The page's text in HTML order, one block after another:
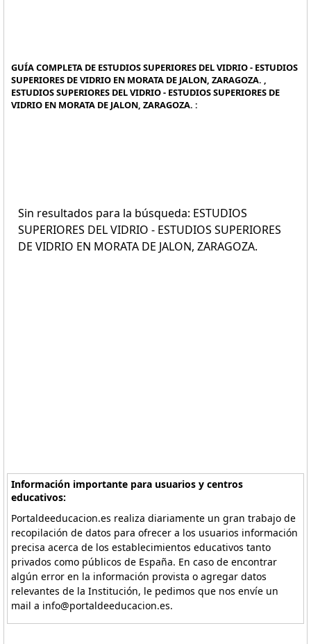
GUÍA COMPLETA DE ESTUDIOS SUPERIORES DEL VIDRIO - ESTUDIOS
SUPERIORES DE VIDRIO EN MORATA DE JALON, ZARAGOZA. ,
ESTUDIOS SUPERIORES DEL VIDRIO - ESTUDIOS SUPERIORES DE
VIDRIO EN MORATA DE JALON, ZARAGOZA. :
Sin resultados para la búsqueda: ESTUDIOS
SUPERIORES DEL VIDRIO - ESTUDIOS SUPERIORES
DE VIDRIO EN MORATA DE JALON, ZARAGOZA.
Información importante para usuarios y centros
educativos:
Portaldeeducacion.es realiza diariamente un gran trabajo de
recopilación de datos para ofrecer a los usuarios información
precisa acerca de los establecimientos educativos tanto
privados como públicos de España. En caso de encontrar
algún error en la información provista o agregar datos
relevantes de la Institución, le pedimos que nos envíe un
mail a info@portaldeeducacion.es.